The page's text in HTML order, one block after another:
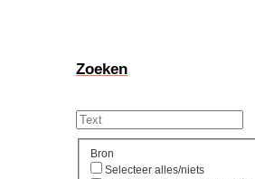
Zoeken
Bron
Selecteer alles/niets